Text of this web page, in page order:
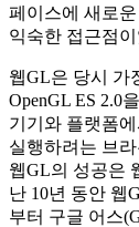
페이스에 새로
익숙한 접근점
웹GL은 당시 가
OpenGL ES 2.0
기기와 플랫폼
실행하려는 브
웹GL의 성공은
난 10년 동안 웹
부터 구글 어스